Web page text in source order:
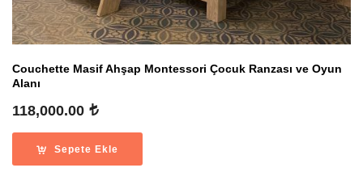
Couchette Masif Ahşap Montessori Çocuk Ranzası ve Oyun
Alanı
118,000.00
Sepete Ekle